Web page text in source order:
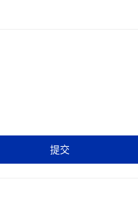
提交